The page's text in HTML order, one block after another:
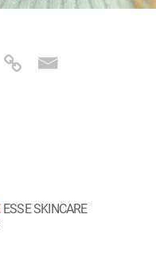
ESSE SKINCARE